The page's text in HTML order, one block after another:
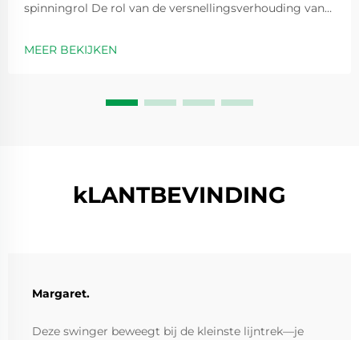
spinningrol De rol van de versnellingsverhouding van
op 1 die aangeven hoe vaak de spoel ronddraait elke
MEER BEKIJKEN
kLANTBEVINDING
Margaret.
Deze swinger beweegt bij de kleinste lijntrek—je